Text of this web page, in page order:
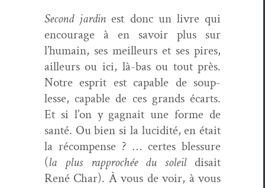
Sec­ond jardin est donc un livre qui
encour­age à en savoir plus sur
l’humain, ses meilleurs et ses pires,
ailleurs ou ici, là-bas ou tout près.
Notre esprit est capa­ble de sou­p­
lesse, capa­ble de ces grands écarts.
Et si l’on y gag­nait une forme de
san­té. Ou bien si la lucid­ité, en était
la récom­pense ? … certes blessure
(la plus rap­prochée du soleildis­ait
René Char). À vous de voir, à vous